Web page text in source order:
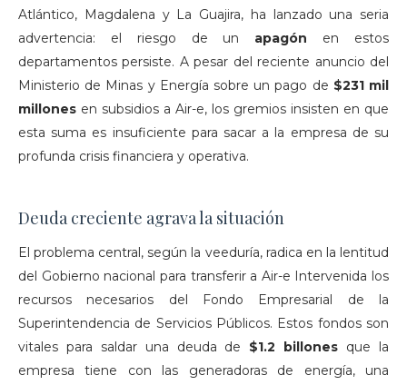
Atlántico, Magdalena y La Guajira, ha lanzado una seria
advertencia: el riesgo de un apagón en estos
departamentos persiste. A pesar del reciente anuncio del
Ministerio de Minas y Energía sobre un pago de $231 mil
millones en subsidios a Air-e, los gremios insisten en que
esta suma es insuficiente para sacar a la empresa de su
profunda crisis financiera y operativa.
Deuda creciente agrava la situación
El problema central, según la veeduría, radica en la lentitud
del Gobierno nacional para transferir a Air-e Intervenida los
recursos necesarios del Fondo Empresarial de la
Superintendencia de Servicios Públicos. Estos fondos son
vitales para saldar una deuda de $1.2 billones que la
empresa tiene con las generadoras de energía, una